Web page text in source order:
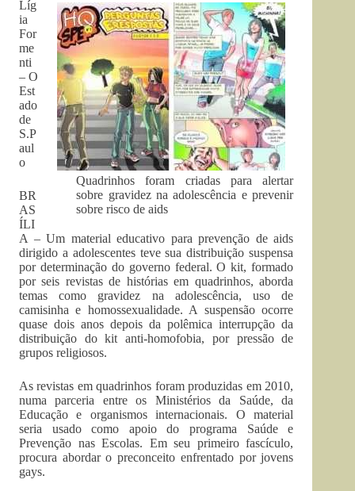
Quadrinhos foram criadas para alertar
sobre gravidez na adolescência e prevenir
sobre risco de aids
Líg
ia
For
me
nti
– O
Est
ado
de
S.P
aul
o
BR
AS
ÍLI
A – Um material educativo para prevenção de aids
dirigido a adolescentes teve sua distribuição suspensa
por determinação do governo federal. O kit, formado
por seis revistas de histórias em quadrinhos, aborda
temas como gravidez na adolescência, uso de
camisinha e homossexualidade. A suspensão ocorre
quase dois anos depois da polêmica interrupção da
distribuição do kit anti-homofobia, por pressão de
grupos religiosos.
As revistas em quadrinhos foram produzidas em 2010,
numa parceria entre os Ministérios da Saúde, da
Educação e organismos internacionais. O material
seria usado como apoio do programa Saúde e
Prevenção nas Escolas. Em seu primeiro fascículo,
procura abordar o preconceito enfrentado por jovens
gays.